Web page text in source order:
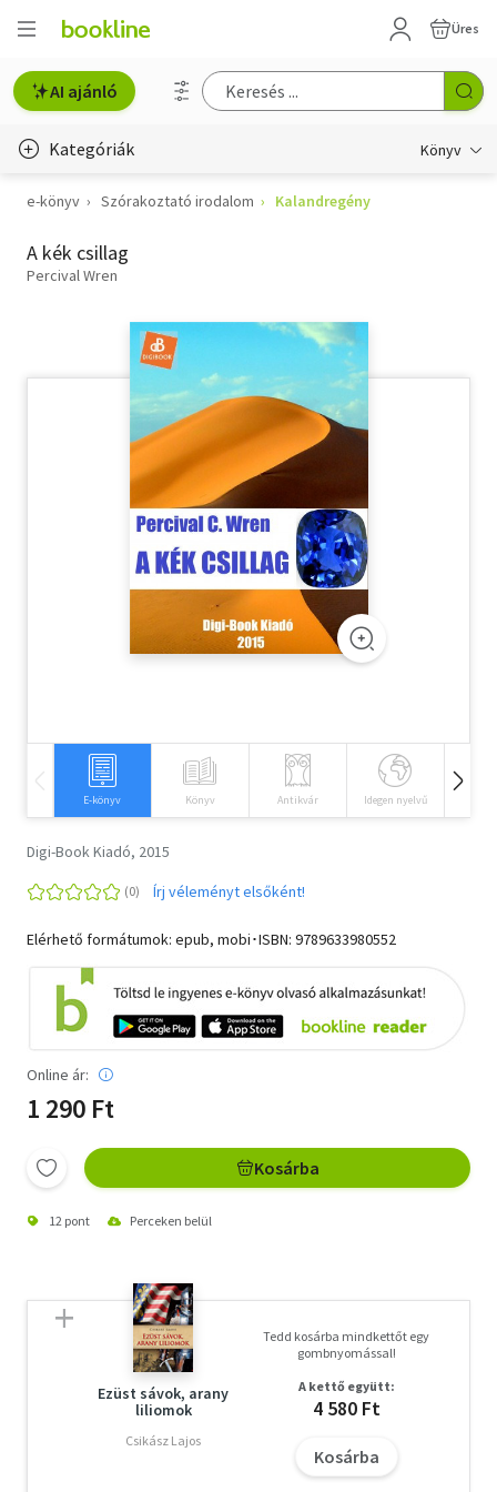
Üres
AI ajánló
Kategóriák Könyv
Életmód, egészség
Erotika
Hobbi, szabadidő
Szótár, nyelvkönyv
Tankönyv, segédkönyv
e-könyv Szórakoztató irodalom Kalandregény
A kék csillag
Percival Wren
E-könyv Könyv Antikvár Idegen nyelvű
Digi-Book Kiadó, 2015
Írj véleményt elsőként!
Elérhető formátumok: epub, mobi･ISBN: 9789633980552
Online ár:
1 290 Ft
Kosárba
12 pont Perceken belül
Ezüst sávok, arany
liliomok
Csikász Lajos
Tedd kosárba mindkettőt egy
gombnyomással!
A kettő együtt:
4 580 Ft
Kosárba